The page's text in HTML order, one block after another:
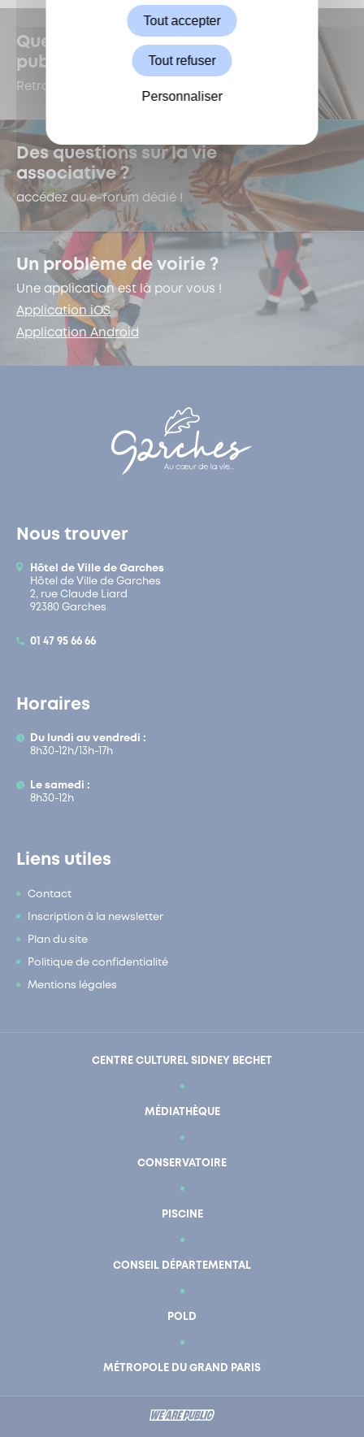
Quelles sont les dernières
publications à Garches ?
Retrouvez-les dans le Kiosque !
Des questions sur la vie
associative ?
accédez au e-forum dédié !
Un problème de voirie ?
Une application est là pour vous !
Application iOS
Application Android
Nous trouver
Hôtel de Ville de Garches
Hôtel de Ville de Garches
2, rue Claude Liard
92380 Garches
01 47 95 66 66
Horaires
Du lundi au vendredi :
8h30-12h/13h-17h
Le samedi :
8h30-12h
Liens utiles
Contact
Inscription à la newsletter
Plan du site
Politique de confidentialité
Mentions légales
CENTRE CULTUREL SIDNEY BECHET
MÉDIATHÈQUE
CONSERVATOIRE
PISCINE
CONSEIL DÉPARTEMENTAL
POLD
MÉTROPOLE DU GRAND PARIS
En un clic Mon compte
Tout accepter
Tout refuser
Personnaliser